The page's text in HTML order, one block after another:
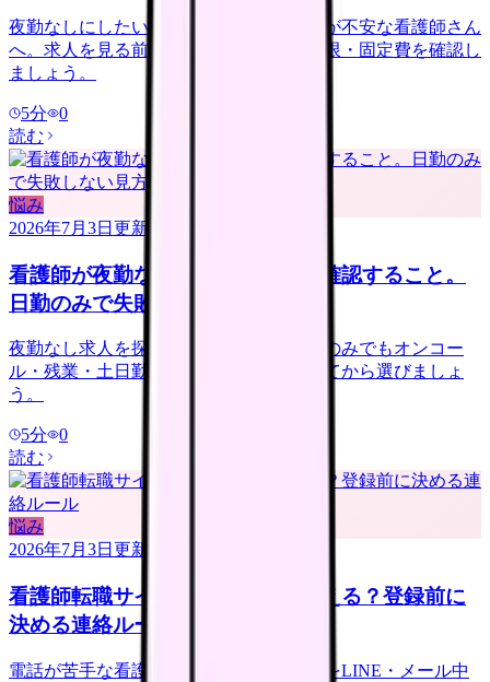
夜勤なしにしたいけれど給料が下がるのが不安な看護師さん
へ。求人を見る前に、夜勤手当・年収下限・固定費を確認し
ましょう。
5分
0
読む
悩み
2026年7月3日 更新
看護師が夜勤なし求人を探す前に確認すること。
日勤のみで失敗しない見方
夜勤なし求人を探す看護師さんへ。日勤のみでもオンコー
ル・残業・土日勤務・年収低下を確認してから選びましょ
う。
5分
0
読む
悩み
2026年7月3日 更新
看護師転職サイトは電話なしで使える？登録前に
決める連絡ルール
電話が苦手な看護師さんへ。転職サイトをLINE・メール中